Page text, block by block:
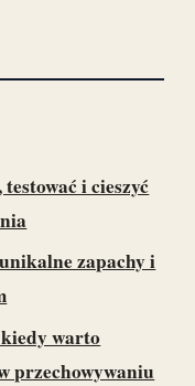
i cieszyć
zapachy i
kiedy warto
przechowywaniu